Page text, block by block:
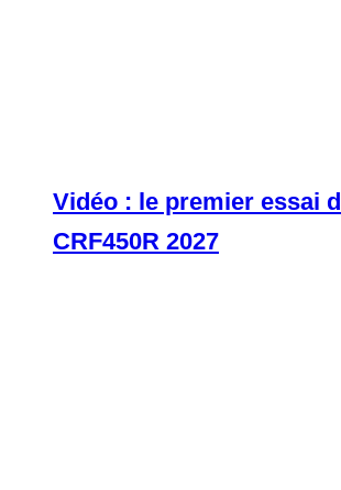
Vidéo : le premier essai
CRF450R 2027